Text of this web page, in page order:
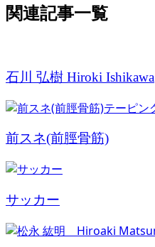
関連記事一覧
石川 弘樹 Hiroki Ishikawa
前スネ(前脛骨筋)
サッカー